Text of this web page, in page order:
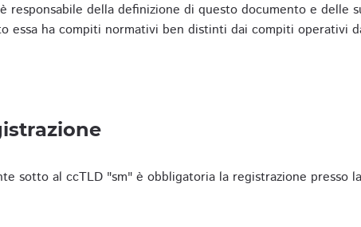
responsabile della definizione di questo documento e delle
essa ha compiti normativi ben distinti dai compiti operativi
sotto al ccTLD "sm" è obbligatoria la registrazione presso